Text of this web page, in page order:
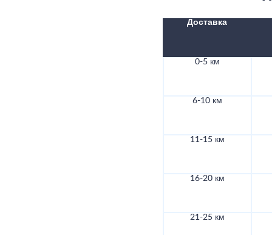
Доставка
0-5 км
6-10 км
11-15 км
16-20 км
21-25 км